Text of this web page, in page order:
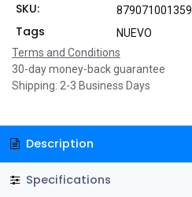
SKU: 879071001359
Tags
NUEVO
Terms and Conditions
30-day money-back guarantee
Shipping: 2-3 Business Days
Description
Specifications